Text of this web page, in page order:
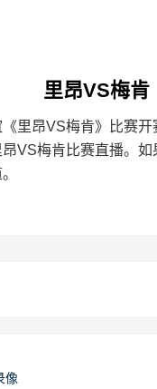
里昂VS梅肯
里昂VS梅肯》比赛
VS梅肯比赛直播。
像